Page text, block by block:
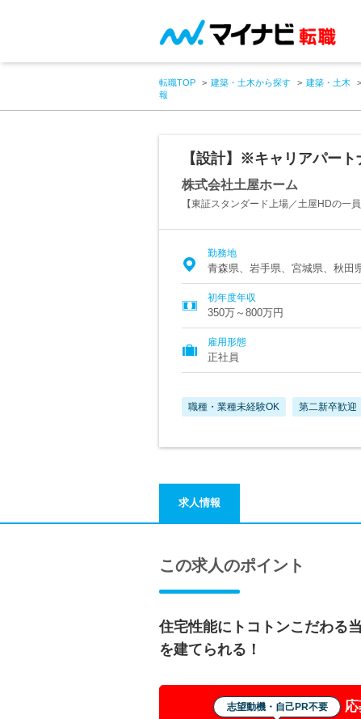
転職TOP 建築・土木から探す 建築・土木
報
【設計】※キャリアパー
株式会社土屋ホーム
【東証スタンダード上場／土屋HDの一
勤務地
青森県、岩手県、宮城県、秋田
初年度年収
350万～800万円
雇用形態
正社員
職種・業種未経験OK 第二新卒歓迎
求人情報
この求人のポイント
住宅性能にトコトンこだわる
を建てられる！
志望動機・自己PR不要